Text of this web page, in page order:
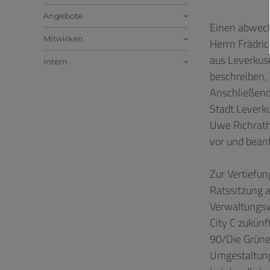
Angebote
Mitwirken
Intern
Einen
Herrn
aus
Stadt
Uwe
vor und
Zur
Ratssitzung
City C
90/Die